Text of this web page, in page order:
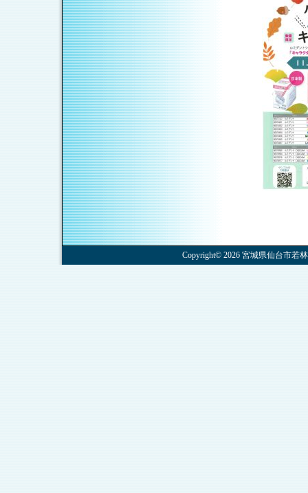
Copyright© 2026 宮城県仙台市若